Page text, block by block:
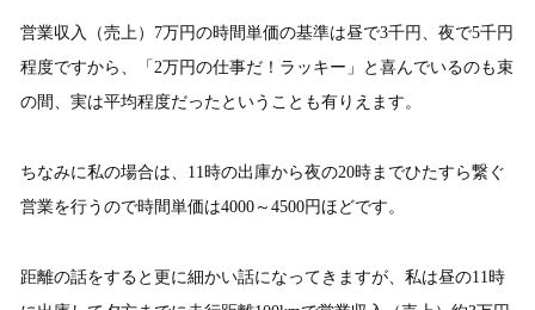
営業収入（売上）7万円の時間単価の基準は昼で3千円、夜で5千円
程度ですから、「2万円の仕事だ！ラッキー」と喜んでいるのも束
の間、実は平均程度だったということも有りえます。
ちなみに私の場合は、11時の出庫から夜の20時までひたすら繋ぐ
営業を行うので時間単価は4000～4500円ほどです。
距離の話をすると更に細かい話になってきますが、私は昼の11時